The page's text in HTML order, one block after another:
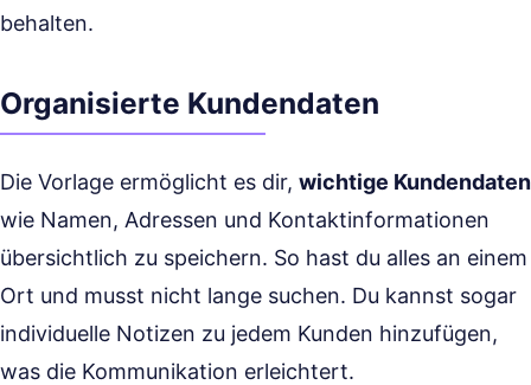
behalten.
Organisierte Kundendaten
Die Vorlage ermöglicht es dir, wichtige Kundendaten
wie Namen, Adressen und Kontaktinformationen
übersichtlich zu speichern. So hast du alles an einem
Ort und musst nicht lange suchen. Du kannst sogar
individuelle Notizen zu jedem Kunden hinzufügen,
was die Kommunikation erleichtert.